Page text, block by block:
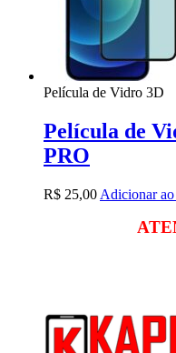
Película de Vidro 3D
Película de
PRO
R$ 25,00 Adicionar